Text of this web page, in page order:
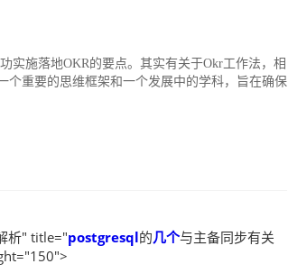
实施落地OKR的要点。其实有关于Okr工作法，相
个重要的思维框架和一个发展中的学科，旨在确保
析" title="postgresql的几个与主备同步有关